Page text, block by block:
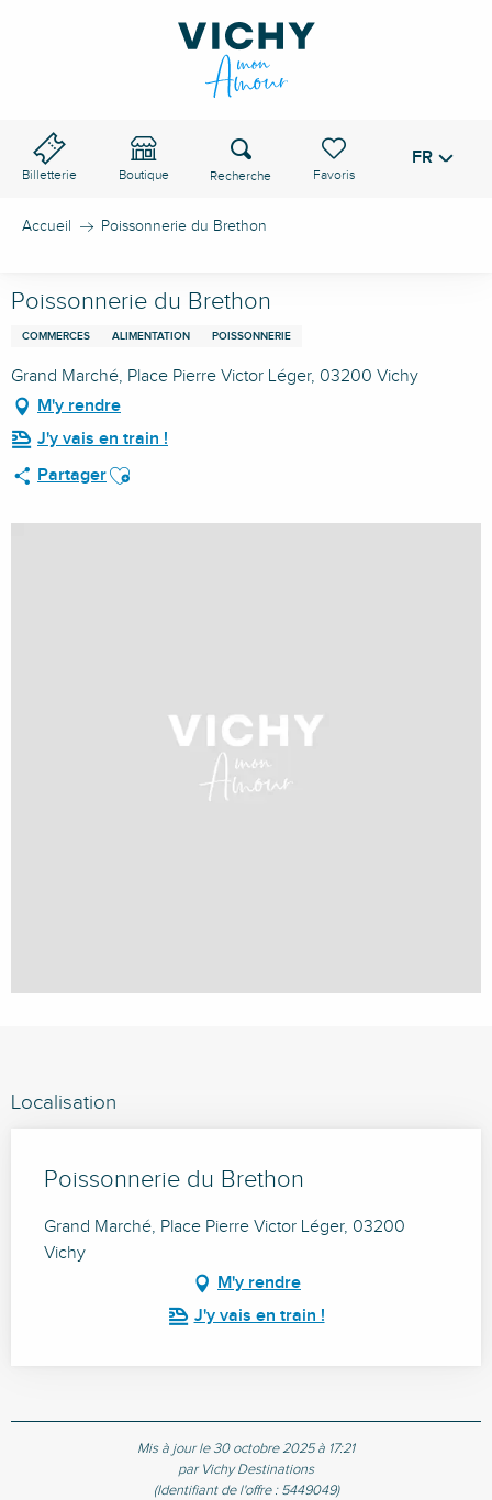
Billetterie Boutique
Voir les favoris
Recherche FR
Accueil Poissonnerie du Brethon
Poissonnerie du Brethon
COMMERCES ALIMENTATION POISSONNERIE
Grand Marché, Place Pierre Victor Léger, 03200 Vichy
M'y rendre
J'y vais en train !
PartagerAjouter aux favoris
Localisation
Poissonnerie du Brethon
Grand Marché, Place Pierre Victor Léger, 03200
Vichy
M'y rendre
J'y vais en train !
Mis à jour le 30 octobre 2025 à 17:21
par Vichy Destinations
(Identifiant de l'offre : 5449049)